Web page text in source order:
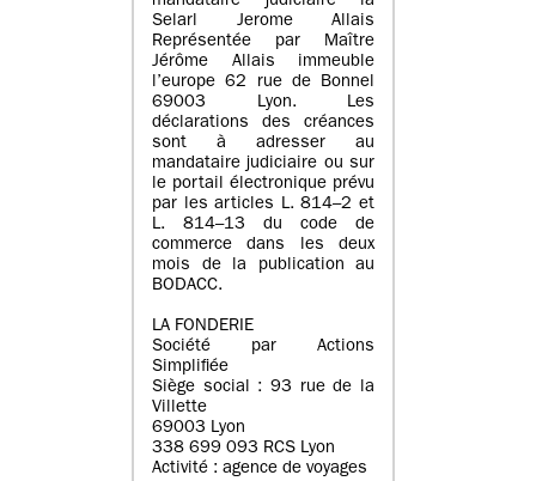
Selarl Jerome Allais
Représentée par Maître
Jérôme Allais immeuble
l’europe 62 rue de Bonnel
69003 Lyon. Les
déclarations des créances
sont à adresser au
mandataire judiciaire ou sur
le portail électronique prévu
par les articles L. 814–2 et
L. 814–13 du code de
commerce dans les deux
mois de la publication au
BODACC.
LA FONDERIE
Société par Actions
Simplifiée
Siège social : 93 rue de la
Villette
69003 Lyon
338 699 093 RCS Lyon
Activité : agence de voyages